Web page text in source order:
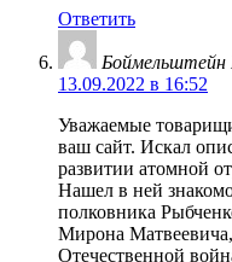
Ответить
13.09.2022 в 16:52
Уважаемые
ваш сайт. Искал
развитии атомной
Нашел в ней
полковника
Мирона
Отечественной